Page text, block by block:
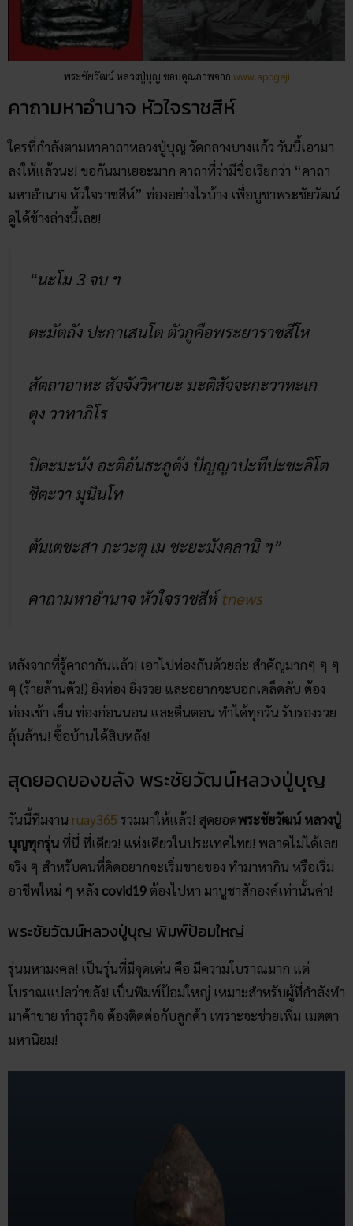
พระชัยวัฒน์ หลวงปู่บุญ ขอบคุณภาพจาก www.appgeji
คาถามหาอำนาจ หัวใจราชสีห์
ใครที่กำลังตามหาคาถาหลวงปู่บุญ วัดกลางบางแก้ว วันนี้เอามา
ลงให้แล้วนะ! ขอกันมาเยอะมาก คาถาที่ว่ามีชื่อเรียกว่า “คาถา
มหาอำนาจ หัวใจราชสีห์” ท่องอย่างไรบ้าง เพื่อบูชาพระชัยวัฒน์
ดูได้ข้างล่างนี้เลย!
“นะโม 3 จบ ฯ
ตะมัตถัง ปะกาเสนโต ตัวกูคือพระยาราชสีโห
สัตถาอาหะ สัจจังวิหายะ มะติสัจจะกะวาทะเก
ตุง วาทาภิโร
ปิตะมะนัง อะติอันธะภูตัง ปัญญาปะทีปะชะลิโต
ชิตะวา มุนินโท
ตันเตชะสา ภะวะตุ เม ชะยะมังคลานิ ฯ”
คาถามหาอำนาจ หัวใจราชสีห์tnews
หลังจากที่รู้คาถากันแล้ว! เอาไปท่องกันด้วยล่ะ สำคัญมากๆ ๆ ๆ
ๆ (ร้ายล้านตัว!) ยิ่งท่อง ยิ่งรวย และอยากจะบอกเคล็ดลับ ต้อง
ท่องเช้า เย็น ท่องก่อนนอน และตื่นตอน ทำได้ทุกวัน รับรองรวย
ลุ้นล้าน! ซื้อบ้านได้สิบหลัง!
สุดยอดของขลัง พระชัยวัฒน์หลวงปู่บุญ
วันนี้ทีมงาน ruay365 รวมมาให้แล้ว! สุดยอดพระชัยวัฒน์ หลวงปู่
บุญทุกรุ่น ที่นี่ ที่เดียว! แห่งเดียวในประเทศไทย! พลาดไม่ได้เลย
จริง ๆ สำหรับคนที่คิดอยากจะเริ่มขายของ ทำมาหากิน หรือเริ่ม
อาชีพใหม่ ๆ หลัง covid19 ต้องไปหา มาบูชาสักองค์เท่านั้นค่า!
พระชัยวัฒน์หลวงปู่บุญ พิมพ์ป้อมใหญ่
รุ่นมหามงคล! เป็นรุ่นที่มีจุดเด่น คือ มีความโบราณมาก แต่
โบราณแปลว่าขลัง! เป็นพิมพ์ป้อมใหญ่ เหมาะสำหรับผู้ที่กำลังทำ
มาค้าขาย ทำธุรกิจ ต้องติดต่อกับลูกค้า เพราะจะช่วยเพิ่ม เมตตา
มหานิยม!